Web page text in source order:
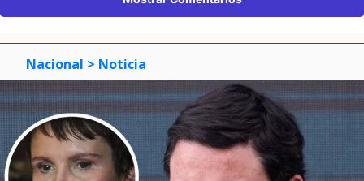
Nacional > Noticia